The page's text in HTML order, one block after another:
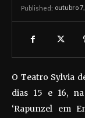
Published: outubro
O Teatro Sylvia
dias 15 e 16,
‘Rapunzel em